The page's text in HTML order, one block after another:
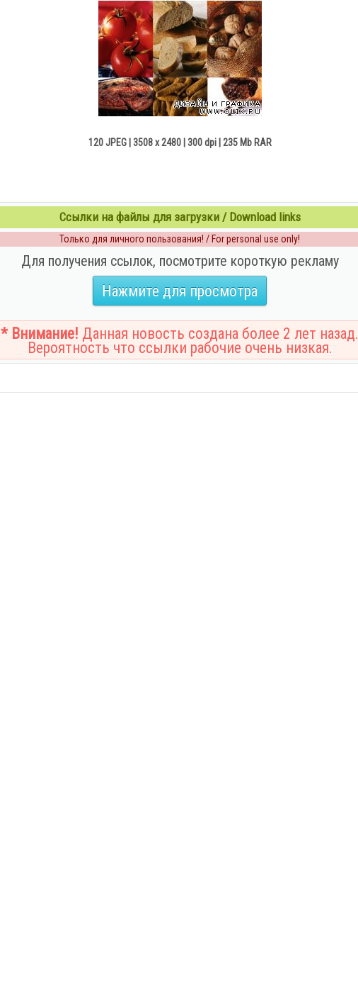
120 JPEG | 3508 x 2480 | 300 dpi | 235 Mb RAR
Ссылки на файлы для загрузки / Download links
Только для личного пользования! / For personal use only!
Для получения ссылок, посмотрите короткую рекламу
Нажмите для просмотра
* Внимание! Данная новость создана более 2 лет назад.
Вероятность что ссылки рабочие очень низкая.